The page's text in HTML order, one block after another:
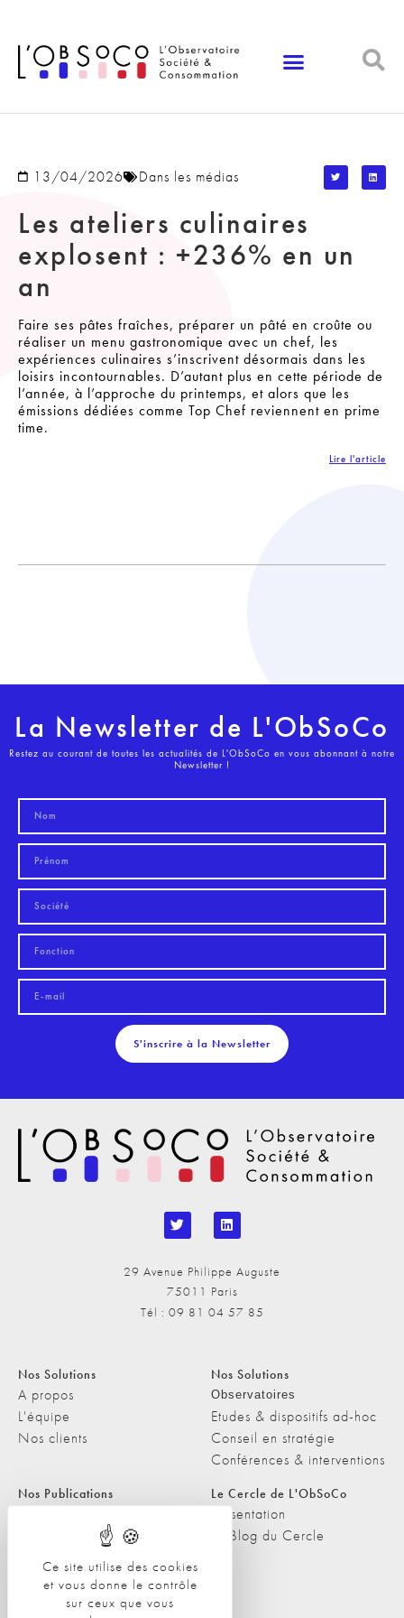
Ce site utilise des cookies
et vous donne le contrôle
sur ceux que vous
13/04/2026 Dans les médias
Les ateliers culinaires
explosent : +236% en un
an
Faire ses pâtes fraîches, préparer un pâté en croûte ou
réaliser un menu gastronomique avec un chef, les
expériences culinaires s’inscrivent désormais dans les
loisirs incontournables. D’autant plus en cette période de
l’année, à l’approche du printemps, et alors que les
émissions dédiées comme Top Chef reviennent en prime
time.
Lire l'article
La Newsletter de L'ObSoCo
Restez au courant de toutes les actualités de L'ObSoCo en vous abonnant à notre
Newsletter !
S'inscrire à la Newsletter
29 Avenue Philippe Auguste
75011 Paris
Tél : 09 81 04 57 85
Nos Solutions
A propos
L'équipe
Nos clients
Nos Solutions
Observatoires
Etudes & dispositifs ad-hoc
Conseil en stratégie
Conférences & interventions
Nos Publications
Les Podcasts de L'ObSoCo
L'ObSoCo dans les médias
Le Cercle de L'ObSoCo
Présentation
Le Blog du Cercle
Contacts
Nous contacter